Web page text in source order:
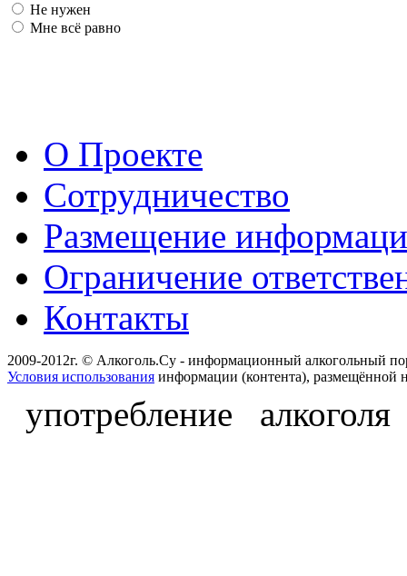
Не нужен
Мне всё равно
О Проекте
Сотрудничество
Размещение
Ограничение
Контакты
2009-2012г. © Алкоголь.Су - информационный алкогольный
Условия использования информации (контента), размещённой
употребление